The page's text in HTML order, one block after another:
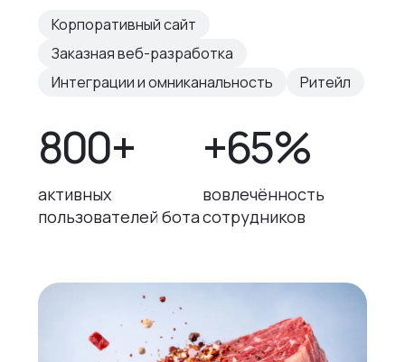
Корпоративный сайт
Заказная веб-разработка
Интеграции и омниканальность
Ритейл
800+
активных
пользователей бота
+65%
вовлечённость
сотрудников